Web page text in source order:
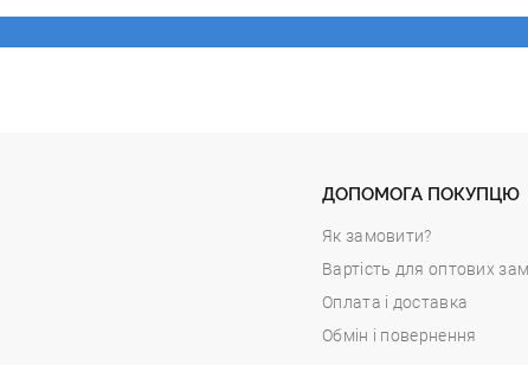
ДОПОМОГА ПОКУПЦЮ
Як замовити?
Вартість для оптових
Оплата і доставка
Обмін і повернення